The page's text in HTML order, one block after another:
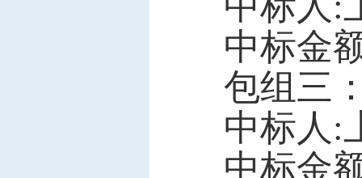
中标金
包组三
中标人 :
中标金